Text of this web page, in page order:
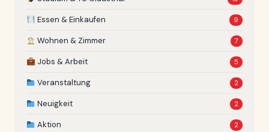
Essen & Einkaufen 9
Wohnen & Zimmer 7
Jobs & Arbeit 5
Veranstaltung 2
Neuigkeit 2
Aktion 2